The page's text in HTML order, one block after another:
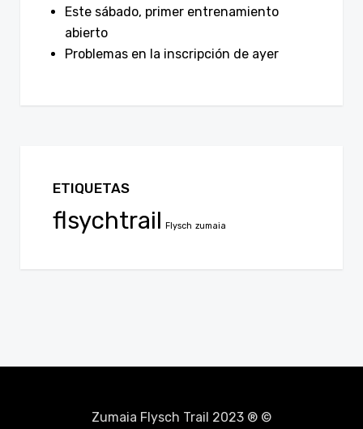
Este sábado, primer entrenamiento
abierto
Problemas en la inscripción de ayer
ETIQUETAS
flsychtrail Flysch zumaia
Zumaia Flysch Trail 2023 ® ©